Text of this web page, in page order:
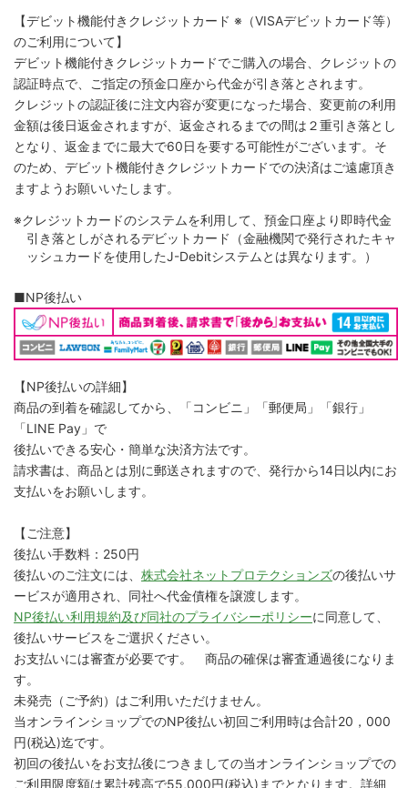
【デビット機能付きクレジットカード ※（VISAデビットカード等）
のご利用について】
デビット機能付きクレジットカードでご購入の場合、クレジットの
認証時点で、ご指定の預金口座から代金が引き落とされます。
クレジットの認証後に注文内容が変更になった場合、変更前の利用
金額は後日返金されますが、返金されるまでの間は２重引き落とし
となり、返金までに最大で60日を要する可能性がございます。そ
のため、デビット機能付きクレジットカードでの決済はご遠慮頂き
ますようお願いいたします。
※クレジットカードのシステムを利用して、預金口座より即時代金
引き落としがされるデビットカード（金融機関で発行されたキャ
ッシュカードを使用したJ-Debitシステムとは異なります。）
■NP後払い
【NP後払いの詳細】
商品の到着を確認してから、「コンビニ」「郵便局」「銀行」
「LINE Pay」で
後払いできる安心・簡単な決済方法です。
請求書は、商品とは別に郵送されますので、発行から14日以内にお
支払いをお願いします。
【ご注意】
後払い手数料：250円
後払いのご注文には、 株式会社ネットプロテクションズの後払いサ
ービスが適用され、同社へ代金債権を譲渡します。
NP後払い利用規約及び同社のプライバシーポリシーに同意して、
後払いサービスをご選択ください。
お支払いには審査が必要です。 商品の確保は審査通過後になりま
す。
未発売（ご予約）はご利用いただけません。
当オンラインショップでのNP後払い初回ご利用時は合計20，000
円(税込)迄です。
初回の後払いをお支払後につきましての当オンラインショップでの
ご利用限度額は累計残高で55,000円(税込)までとなります。詳細